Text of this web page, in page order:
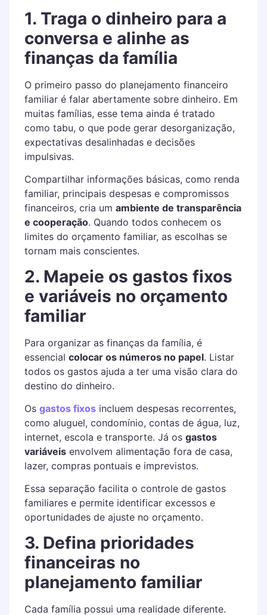
1. Traga o dinheiro para a
conversa e alinhe as
finanças da família
O primeiro passo do planejamento financeiro
familiar é falar abertamente sobre dinheiro. Em
muitas famílias, esse tema ainda é tratado
como tabu, o que pode gerar desorganização,
expectativas desalinhadas e decisões
impulsivas.
Compartilhar informações básicas, como renda
familiar, principais despesas e compromissos
financeiros, cria um ambiente de transparência
e cooperação. Quando todos conhecem os
limites do orçamento familiar, as escolhas se
tornam mais conscientes.
2. Mapeie os gastos fixos
e variáveis no orçamento
familiar
Para organizar as finanças da família, é
essencial colocar os números no papel. Listar
todos os gastos ajuda a ter uma visão clara do
destino do dinheiro.
Os gastos fixosincluem despesas recorrentes,
como aluguel, condomínio, contas de água, luz,
internet, escola e transporte. Já os gastos
variáveisenvolvem alimentação fora de casa,
lazer, compras pontuais e imprevistos.
Essa separação facilita o controle de gastos
familiares e permite identificar excessos e
oportunidades de ajuste no orçamento.
3. Defina prioridades
financeiras no
planejamento familiar
Cada família possui uma realidade diferente.